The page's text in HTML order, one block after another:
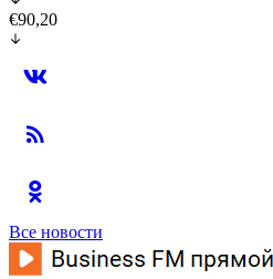
€90,20
Все новости